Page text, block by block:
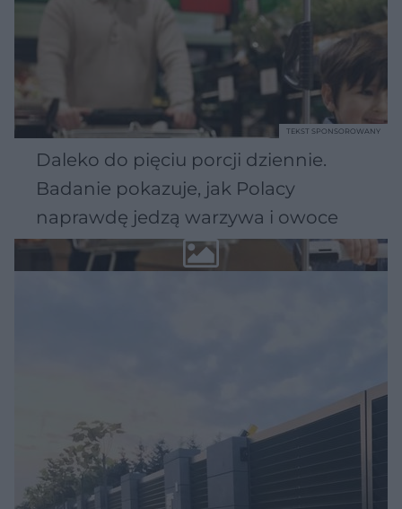
Daleko do pięciu porcji dziennie.
Badanie pokazuje, jak Polacy
naprawdę jedzą warzywa i owoce
TEKST SPONSOROWANY